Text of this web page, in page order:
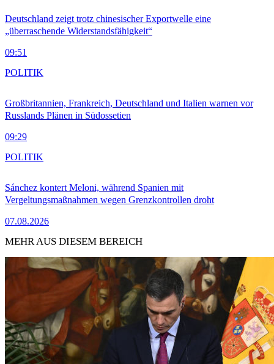
Deutschland zeigt trotz chinesischer Exportwelle eine
„überraschende Widerstandsfähigkeit“
09:51
Großbritannien, Frankreich, Deutschland und Italien warnen vor
Russlands Plänen in Südossetien
09:29
POLITIK
Sánchez kontert Meloni, während Spanien mit
Vergeltungsmaßnahmen wegen Grenzkontrollen droht
07.08.2026
POLITIK
MEHR AUS DIESEM BEREICH